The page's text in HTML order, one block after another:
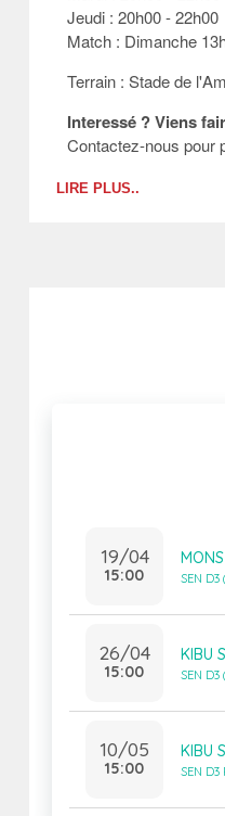
Jeudi : 20h00 - 22h00
Match : Dimanche
Terrain : Stade de
Interessé ? Viens
Contactez-nous pour
LIRE PLUS..